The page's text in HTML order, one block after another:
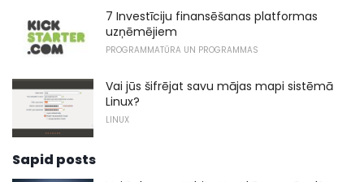
7 Investīciju finansēšanas platformas
uzņēmējiem
PROGRAMMATŪRA UN PROGRAMMAS
Vai jūs šifrējat savu mājas mapi sistēmā
Linux?
LINUX
Sapid posts